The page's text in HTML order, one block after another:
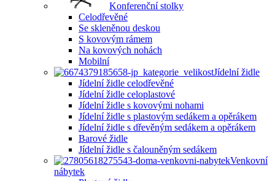
Konferenční stolky
Celodřevěné
Se skleněnou deskou
S kovovým rámem
Na kovových nohách
Mobilní
Jídelní židle
Jídelní židle celodřevěné
Jídelní židle celoplastové
Jídelní židle s kovovými nohami
Jídelní židle s plastovým sedákem a opěrákem
Jídelní židle s dřevěným sedákem a opěrákem
Barové židle
Jídelní židle s čalouněným sedákem
Venkovní
nábytek